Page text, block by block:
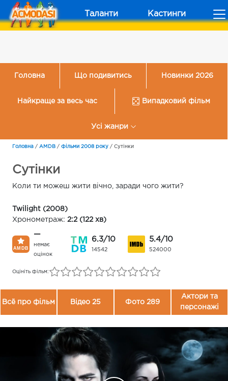
Таланти Кастинги
Головна Що подивитись Новинки 2026
Найкраще за весь час Випадковий фільм
Усі жанри
Головна / AMDB / Фільми 2008 року / Сутінки
Сутінки
Коли ти можеш жити вічно, заради чого жити?
Twilight (2008)
Хронометраж: 2:2 (122 хв)
—
немає
оцінок
6.3/10
14542
5.4/10
524000
Оцініть фільм:
Всё про фільм Відео 25 Фото 289
Актори та
персонажі